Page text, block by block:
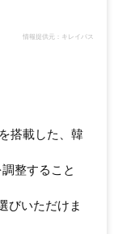
情報提供元：キレイパス
搭載した、韓
整すること
びいただけま